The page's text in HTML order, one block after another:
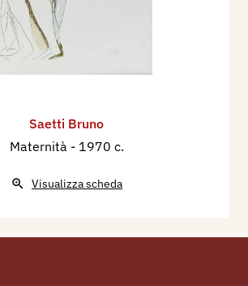
Saetti Bruno
Maternità - 1970 c.
Visualizza scheda